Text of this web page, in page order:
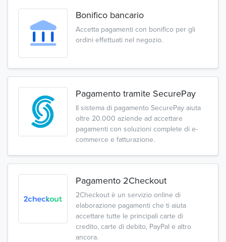
Bonifico bancario
Accetta pagamenti con bonifico per gli
ordini effettuati nel negozio.
Pagamento tramite SecurePay
Il sistema di pagamento SecurePay aiuta
oltre 20.000 aziende ad accettare
pagamenti con soluzioni complete di e-
commerce e fatturazione.
Pagamento 2Checkout
2Checkout è un servizio online di
elaborazione pagamenti che ti aiuta
accettare tutte le principali carte di
credito, carte di debito, PayPal e altro
ancora.